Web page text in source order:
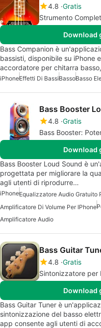
4.8 Gratis
Strumento
Download
Bass Companion è
bassisti, disponibile su iPhone
accordatore per chitarra
iPhoneEffetti Di BassiBassoBasso
Bass Booster
4.8 Gratis
Bass Booster:
Download
Bass Booster Loud Sound è
progettata per migliorare la
agli utenti di riprodurre…
iPhone
Amplificatore Di Volume Per IPhone
Amplificatore Audio
Bass Guitar
4.8 Gratis
Sintonizzatore
Download
Bass Guitar Tuner è
sintonizzazione del basso
app consente agli utenti di